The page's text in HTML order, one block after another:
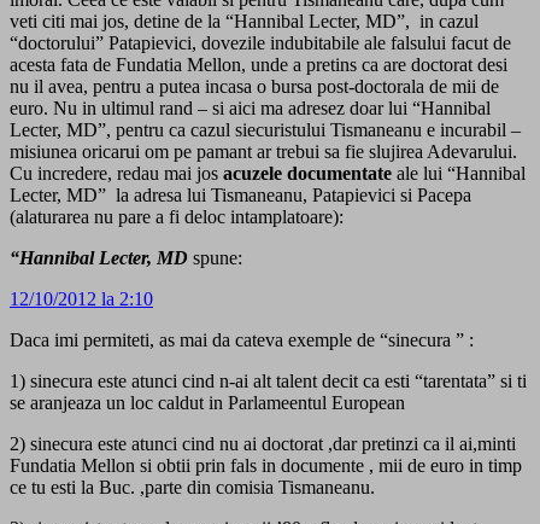
veti citi mai jos, detine de la “Hannibal Lecter, MD”, in cazul
“doctorului” Patapievici, dovezile indubitabile ale falsului facut de
acesta fata de Fundatia Mellon, unde a pretins ca are doctorat desi
nu il avea, pentru a putea incasa o bursa post-doctorala de mii de
euro. Nu in ultimul rand – si aici ma adresez doar lui “Hannibal
Lecter, MD”, pentru ca cazul siecuristului Tismaneanu e incurabil –
misiunea oricarui om pe pamant ar trebui sa fie slujirea Adevarului.
Cu incredere, redau mai jos acuzele documentate ale lui “Hannibal
Lecter, MD” la adresa lui Tismaneanu, Patapievici si Pacepa
(alaturarea nu pare a fi deloc intamplatoare):
“Hannibal Lecter, MD spune:
12/10/2012 la 2:10
Daca imi permiteti, as mai da cateva exemple de “sinecura ” :
1) sinecura este atunci cind n-ai alt talent decit ca esti “tarentata” si ti
se aranjeaza un loc caldut in Parlameentul European
2) sinecura este atunci cind nu ai doctorat ,dar pretinzi ca il ai,minti
Fundatia Mellon si obtii prin fals in documente , mii de euro in timp
ce tu esti la Buc. ,parte din comisia Tismaneanu.